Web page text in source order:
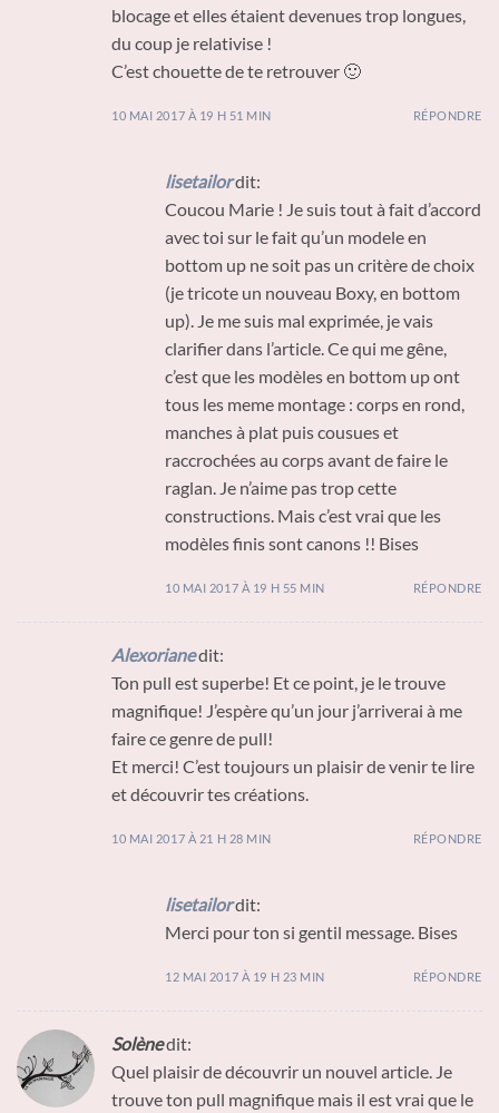
blocage et elles étaient devenues trop longues,
du coup je relativise !
C’est chouette de te retrouver 🙂
10 MAI 2017 À 19 H 51 MIN RÉPONDRE
lisetailordit:
Coucou Marie ! Je suis tout à fait d’accord
avec toi sur le fait qu’un modele en
bottom up ne soit pas un critère de choix
(je tricote un nouveau Boxy, en bottom
up). Je me suis mal exprimée, je vais
clarifier dans l’article. Ce qui me gêne,
c’est que les modèles en bottom up ont
tous les meme montage : corps en rond,
manches à plat puis cousues et
raccrochées au corps avant de faire le
raglan. Je n’aime pas trop cette
constructions. Mais c’est vrai que les
modèles finis sont canons !! Bises
10 MAI 2017 À 19 H 55 MIN RÉPONDRE
Alexorianedit:
Ton pull est superbe! Et ce point, je le trouve
magnifique! J’espère qu’un jour j’arriverai à me
faire ce genre de pull!
Et merci! C’est toujours un plaisir de venir te lire
et découvrir tes créations.
10 MAI 2017 À 21 H 28 MIN RÉPONDRE
lisetailordit:
Merci pour ton si gentil message. Bises
12 MAI 2017 À 19 H 23 MIN RÉPONDRE
Solènedit:
Quel plaisir de découvrir un nouvel article. Je
trouve ton pull magnifique mais il est vrai que le